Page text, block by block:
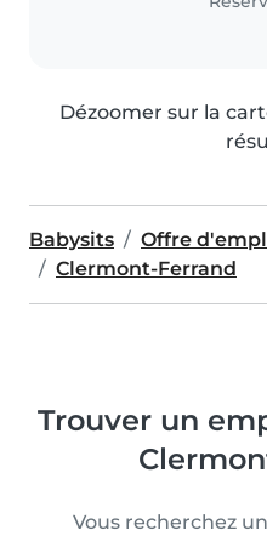
Dézoomer sur la
Babysits
Offre
Clermont-Ferrand
Trouver un
Vous recherchez